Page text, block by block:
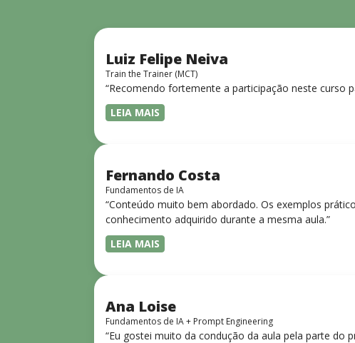
Luiz Felipe Neiva
Train the Trainer (MCT)
“Recomendo fortemente a participação neste curso
LEIA MAIS
Fernando Costa
Fundamentos de IA
“Conteúdo muito bem abordado. Os exemplos
conhecimento adquirido durante a mesma aula.”
LEIA MAIS
Ana Loise
Fundamentos de IA + Prompt Engineering
“Eu gostei muito da condução da aula pela parte